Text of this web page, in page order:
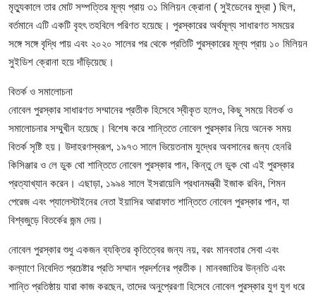
মৃত্যুকালে তার মোট সম্পত্তির মূল্য প্রায় ৩১ মিলিয়ন ক্রোনা ( সুইডেনের মুদ্রা ) ছিল,
বর্তমানে এটি একটি বৃহৎ তহবিলে পরিণত হয়েছে। পুরস্কারের অর্থমূল্য সাধারণত সময়ের
সঙ্গে সঙ্গে বৃদ্ধি পায় এবং ২০২০ সালের পর থেকে প্রতিটি পুরস্কারের মূল্য প্রায় ১০ মিলিয়ন
সুইডিশ ক্রোনা হয়ে দাঁড়িয়েছে।
বিতর্ক ও সমালোচনা
নোবেল পুরস্কার সাধারণত সম্মানের প্রতীক হিসেবে স্বীকৃত হলেও, কিছু সময়ে বিতর্ক ও
সমালোচনার সম্মুখীন হয়েছে। বিশেষ করে শান্তিতে নোবেল পুরস্কার নিয়ে অনেক সময়
বিতর্ক সৃষ্টি হয়। উদাহরণস্বরূপ, ১৯৭৩ সালে ভিয়েতনাম যুদ্ধের অবসানের জন্য হেনরি
কিসিঞ্জার ও লে ডুক থো শান্তিতে নোবেল পুরস্কার পান, কিন্তু লে ডুক থো এই পুরস্কার
প্রত্যাখ্যান করেন। এছাড়া, ১৯৯৪ সালে ইসরায়েলি প্রধানমন্ত্রী ইজাক রবিন, শিমন
পেরেজ এবং প্যালেস্টাইনের নেতা ইয়াসির আরাফাত শান্তিতে নোবেল পুরস্কার পান, যা
বিশ্বজুড়ে বিতর্কের জন্ম দেয়।
নোবেল পুরস্কার শুধু একজন ব্যক্তির কৃতিত্বের জন্য নয়, বরং মানবতার সেবা এবং
কল্যাণে নিবেদিত প্রচেষ্টার প্রতি সম্মান প্রদর্শনের প্রতীক। মানবজাতির উন্নতি এবং
শান্তি প্রতিষ্ঠায় যারা কাজ করছেন, তাদের অনুপ্রেরণা হিসেবে নোবেল পুরস্কার যুগ যুগ ধরে